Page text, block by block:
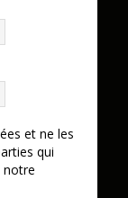
et ne les
qui
notre